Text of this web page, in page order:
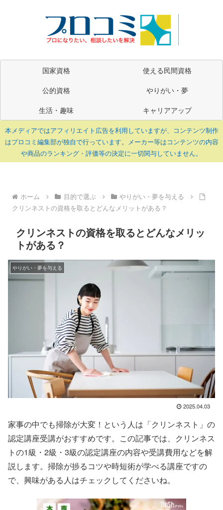
国家資格
使える民間資格
公的資格
やりがい・夢
生活・趣味
キャリアアップ
本メディアではアフィリエイト広告を利用していますが、コンテンツ制作
はプロコミ編集部が独自で行っています。メーカー等はコンテンツの内容
や商品のランキング・評価等の決定に一切関与していません。
ホーム 目的で選ぶ
やりがい・夢を与える
クリンネストの資格を取るとどんなメリットがある？
クリンネストの資格を取るとどんなメリッ
トがある？
やりがい・夢を与える
2025.04.03
家事の中でも掃除が大変！という人は「クリンネスト」の
認定講座受講がおすすめです。この記事では、クリンネス
トの1級・2級・3級の認定講座の内容や受講費用などを解
説します。掃除が捗るコツや時短術が学べる講座ですの
で、興味がある人はチェックしてくださいね。